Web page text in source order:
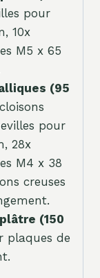
pour
10x
M5 x 65
(95
pour
28x
M4 x 38
creuses
(150
plaques de